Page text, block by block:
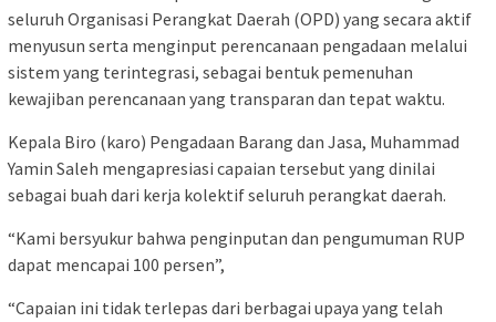
seluruh Organisasi Perangkat Daerah (OPD) yang secara aktif
menyusun serta menginput perencanaan pengadaan melalui
sistem yang terintegrasi, sebagai bentuk pemenuhan
kewajiban perencanaan yang transparan dan tepat waktu.
Kepala Biro (karo) Pengadaan Barang dan Jasa, Muhammad
Yamin Saleh mengapresiasi capaian tersebut yang dinilai
sebagai buah dari kerja kolektif seluruh perangkat daerah.
“Kami bersyukur bahwa penginputan dan pengumuman RUP
dapat mencapai 100 persen”,
“Capaian ini tidak terlepas dari berbagai upaya yang telah